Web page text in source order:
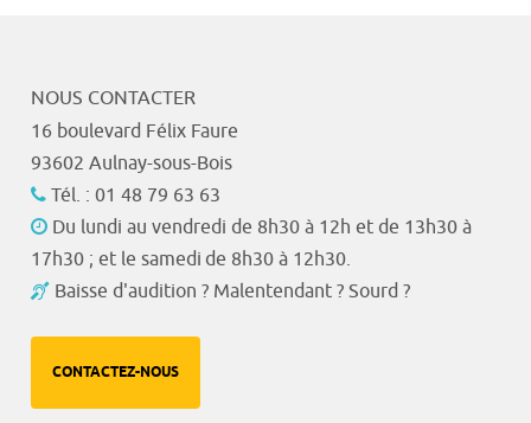
NOUS CONTACTER
16 boulevard Félix Faure
93602 Aulnay-sous-Bois
Tél. : 01 48 79 63 63
Du lundi au vendredi de 8h30 à 12h et de 13h30 à
17h30 ; et le samedi de 8h30 à 12h30.
Baisse d'audition ? Malentendant ? Sourd ?
CONTACTEZ-NOUS